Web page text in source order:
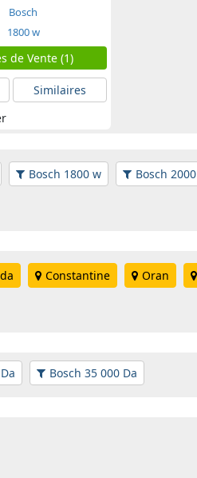
Bosch
1800 w
de Vente (1)
Similaires
Bosch 1800 w Bosch
Constantine Oran
Bosch 35 000 Da